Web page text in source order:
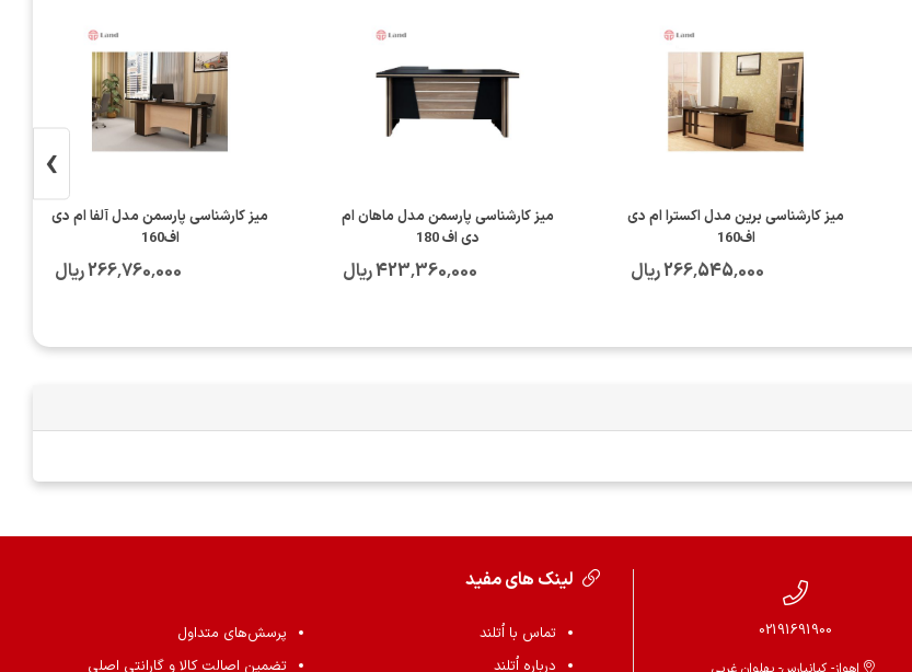
میز کارشناسی برین مدل اکسترا ام دی
اف160
266٬545٬000 ریال
میز کارشناسی پارسمن مدل ماهان ام
دی اف 180
423٬360٬000 ریال
میز کارشناسی پارسمن مدل آلفا ام دی
اف160
266٬760٬000 ریال
›
02191691900
لینک های مفید
تماس با اُتلند
درباره اُتلند
پرسش‌های متداول
تضمین اصالت کالا و گارانتی اصلی